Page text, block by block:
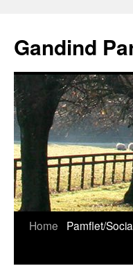
Gandind
Sari
Home Pamflet/